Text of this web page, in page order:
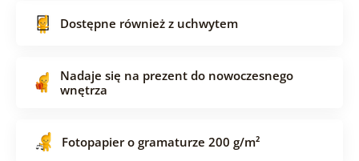
Dostępne również z uchwytem
Nadaje się na prezent do nowoczesnego
wnętrza
Fotopapier o gramaturze 200 g/m²